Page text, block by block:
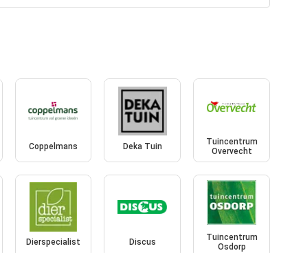
Coppelmans Deka Tuin
Tuincentrum
Overvecht
Dierspecialist Discus
Tuincentrum
Osdorp